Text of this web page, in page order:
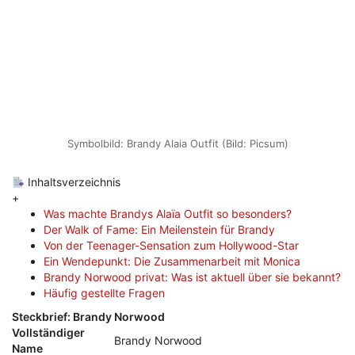
Symbolbild: Brandy Alaia Outfit (Bild: Picsum)
Inhaltsverzeichnis
+
Was machte Brandys Alaïa Outfit so besonders?
Der Walk of Fame: Ein Meilenstein für Brandy
Von der Teenager-Sensation zum Hollywood-Star
Ein Wendepunkt: Die Zusammenarbeit mit Monica
Brandy Norwood privat: Was ist aktuell über sie bekannt?
Häufig gestellte Fragen
Steckbrief: Brandy Norwood
Vollständiger
Name
Brandy Norwood